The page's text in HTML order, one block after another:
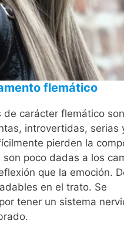
flemático
de carácter flemático son
introvertidas, serias
pierden la
son poco dadas a los
que la emoción.
en el trato. Se
tener un sistema